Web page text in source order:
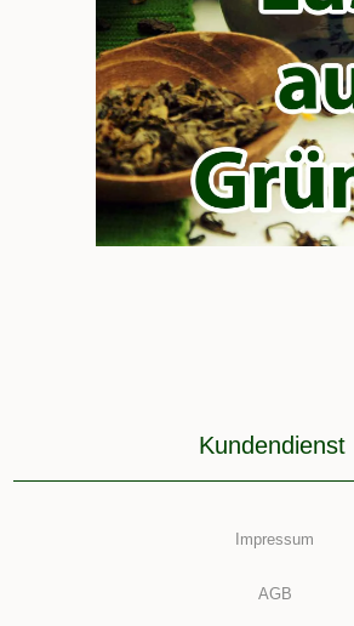
Kundendienst
Impressum
AGB